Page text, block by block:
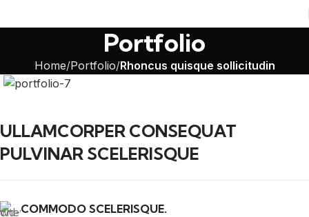
Portfolio
Home Portfolio Rhoncus quisque sollicitudin
ULLAMCORPER CONSEQUAT
PULVINAR SCELERISQUE
COMMODO SCELERISQUE.